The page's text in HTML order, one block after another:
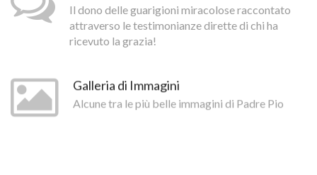
Il dono delle guarigioni miracolose raccontato
attraverso le testimonianze dirette di chi ha
ricevuto la grazia!
Galleria di Immagini
Alcune tra le più belle immagini di Padre Pio